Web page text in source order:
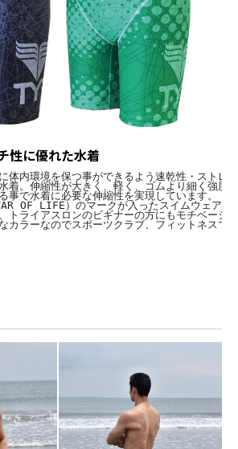
性に優れた水着
体内環境を保つ事ができるよう速乾性・ストレ
着。伸縮性が大きく、軽く、ゴムより細く強度
事で水着に必要な伸縮性を実現しています。
OF LIFE）のマークが入ったスイムウェアは
トライアスロンのビギナーの方にもモチベーシ
カラーなのでスポーツクラブ、フィットネスで